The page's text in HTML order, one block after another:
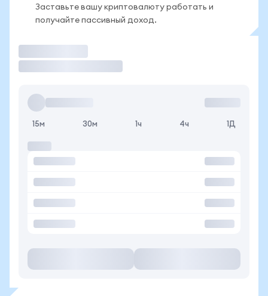
Заставьте вашу криптовалюту работать и
получайте пассивный доход.
15м 30м 1ч 4ч 1Д